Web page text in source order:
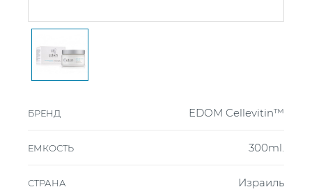
БРЕНД EDOM Cellevitin™
ЕМКОСТЬ 300ml.
СТРАНА Израиль